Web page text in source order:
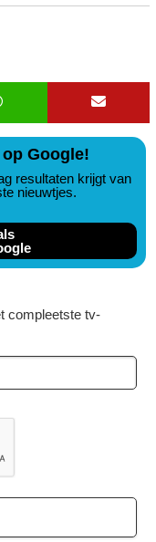
Google!
resultaten krijgt van
nieuwtjes.
compleetste tv-